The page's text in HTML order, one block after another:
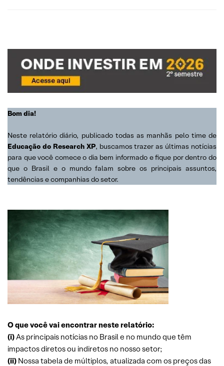
Bom dia!
Neste relatório diário, publicado todas as manhãs pelo time de
Educação do Research XP, buscamos trazer as últimas notícias
para que você comece o dia bem informado e fique por dentro do
que o Brasil e o mundo falam sobre os principais assuntos,
tendências e companhias do setor.
O que você vai encontrar neste relatório:
(i)As principais notícias no Brasil e no mundo que têm
impactos diretos ou indiretos no nosso setor;
(ii) Nossa tabela de múltiplos, atualizada com os preços das